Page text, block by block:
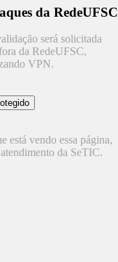
da RedeUFSC
será solicitada
da RedeUFSC,
VPN.
está vendo essa página,
da SeTIC.